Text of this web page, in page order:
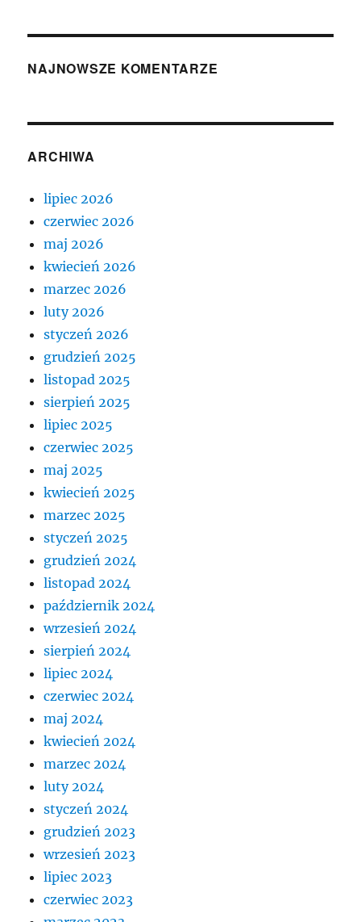
NAJNOWSZE KOMENTARZE
ARCHIWA
lipiec 2026
czerwiec 2026
maj 2026
kwiecień 2026
marzec 2026
luty 2026
styczeń 2026
grudzień 2025
listopad 2025
sierpień 2025
lipiec 2025
czerwiec 2025
maj 2025
kwiecień 2025
marzec 2025
styczeń 2025
grudzień 2024
listopad 2024
październik 2024
wrzesień 2024
sierpień 2024
lipiec 2024
czerwiec 2024
maj 2024
kwiecień 2024
marzec 2024
luty 2024
styczeń 2024
grudzień 2023
wrzesień 2023
lipiec 2023
czerwiec 2023